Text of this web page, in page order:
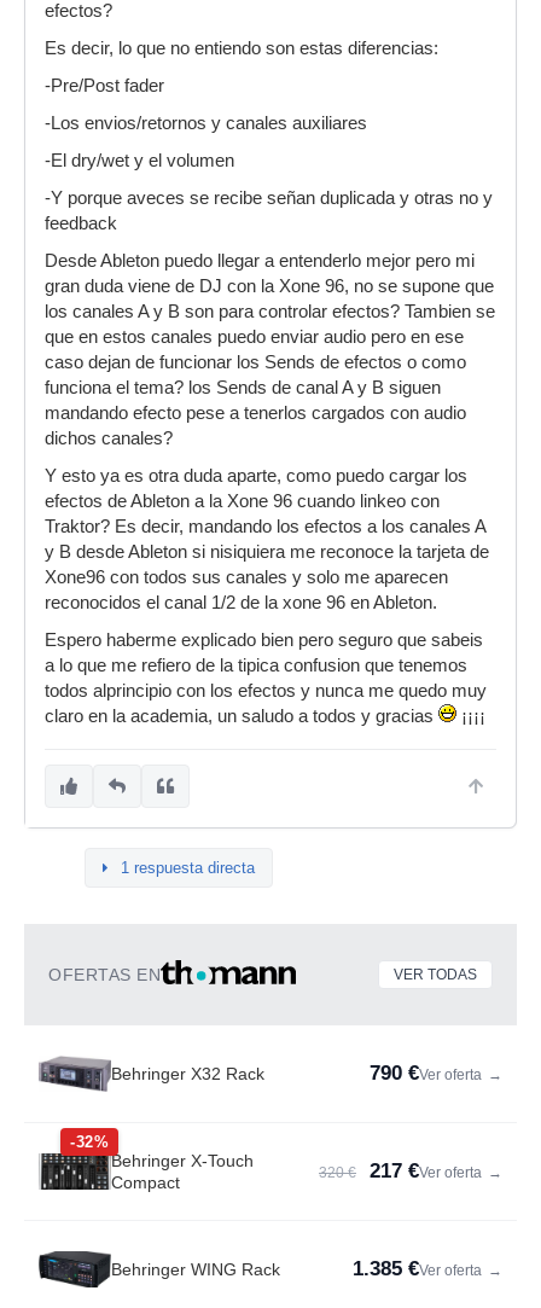
efectos?
Es decir, lo que no entiendo son estas diferencias:
-Pre/Post fader
-Los envios/retornos y canales auxiliares
-El dry/wet y el volumen
-Y porque aveces se recibe señan duplicada y otras no y
feedback
Desde Ableton puedo llegar a entenderlo mejor pero mi
gran duda viene de DJ con la Xone 96, no se supone que
los canales A y B son para controlar efectos? Tambien se
que en estos canales puedo enviar audio pero en ese
caso dejan de funcionar los Sends de efectos o como
funciona el tema? los Sends de canal A y B siguen
mandando efecto pese a tenerlos cargados con audio
dichos canales?
Y esto ya es otra duda aparte, como puedo cargar los
efectos de Ableton a la Xone 96 cuando linkeo con
Traktor? Es decir, mandando los efectos a los canales A
y B desde Ableton si nisiquiera me reconoce la tarjeta de
Xone96 con todos sus canales y solo me aparecen
reconocidos el canal 1/2 de la xone 96 en Ableton.
Espero haberme explicado bien pero seguro que sabeis
a lo que me refiero de la tipica confusion que tenemos
todos alprincipio con los efectos y nunca me quedo muy
claro en la academia, un saludo a todos y gracias
¡¡¡¡
1 respuesta directa
OFERTAS EN VER TODAS
Behringer X32 Rack 790 €Ver oferta →
-32%
Behringer X-Touch
Compact
320 € 217 €Ver oferta →
Behringer WING Rack 1.385 €Ver oferta →